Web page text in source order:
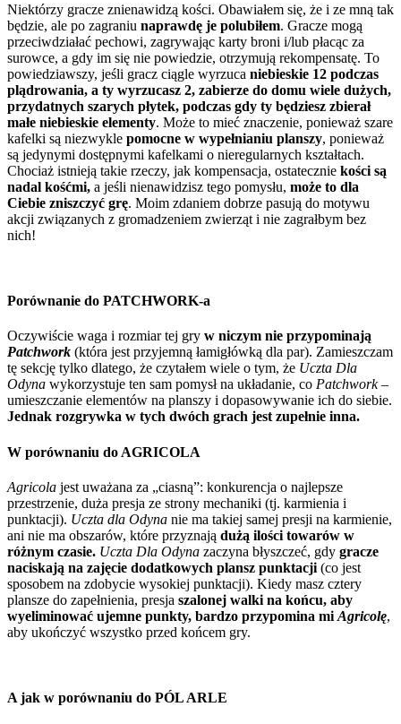
Niektórzy gracze znienawidzą kości. Obawiałem się, że i ze mną tak
będzie, ale po zagraniu naprawdę je polubiłem. Gracze mogą
przeciwdziałać pechowi, zagrywając karty broni i/lub płacąc za
surowce, a gdy im się nie powiedzie, otrzymują rekompensatę. To
powiedziawszy, jeśli gracz ciągle wyrzuca niebieskie 12 podczas
plądrowania, a ty wyrzucasz 2, zabierze do domu wiele dużych,
przydatnych szarych płytek, podczas gdy ty będziesz zbierał
małe niebieskie elementy. Może to mieć znaczenie, ponieważ szare
kafelki są niezwykle pomocne w wypełnianiu planszy, ponieważ
są jedynymi dostępnymi kafelkami o nieregularnych kształtach.
Chociaż istnieją takie rzeczy, jak kompensacja, ostatecznie kości są
nadal kośćmi, a jeśli nienawidzisz tego pomysłu, może to dla
Ciebie zniszczyć grę. Moim zdaniem dobrze pasują do motywu
akcji związanych z gromadzeniem zwierząt i nie zagrałbym bez
nich!
Porównanie do PATCHWORK-a
Oczywiście waga i rozmiar tej gry w niczym nie przypominają
Patchwork (która jest przyjemną łamigłówką dla par). Zamieszczam
tę sekcję tylko dlatego, że czytałem wiele o tym, że Uczta Dla
Odyna wykorzystuje ten sam pomysł na układanie, co Patchwork–
umieszczanie elementów na planszy i dopasowywanie ich do siebie.
Jednak rozgrywka w tych dwóch grach jest zupełnie inna.
W porównaniu do AGRICOLA
Agricola jest uważana za „ciasną”: konkurencja o najlepsze
przestrzenie, duża presja ze strony mechaniki (tj. karmienia i
punktacji). Uczta dla Odyna nie ma takiej samej presji na karmienie,
ani nie ma obszarów, które przyznają dużą ilości towarów w
różnym czasie. Uczta Dla Odyna zaczyna błyszczeć, gdy gracze
naciskają na zajęcie dodatkowych plansz punktacji (co jest
sposobem na zdobycie wysokiej punktacji). Kiedy masz cztery
plansze do zapełnienia, presja szalonej walki na końcu, aby
wyeliminować ujemne punkty, bardzo przypomina mi Agricolę,
aby ukończyć wszystko przed końcem gry.
A jak w porównaniu do PÓL ARLE